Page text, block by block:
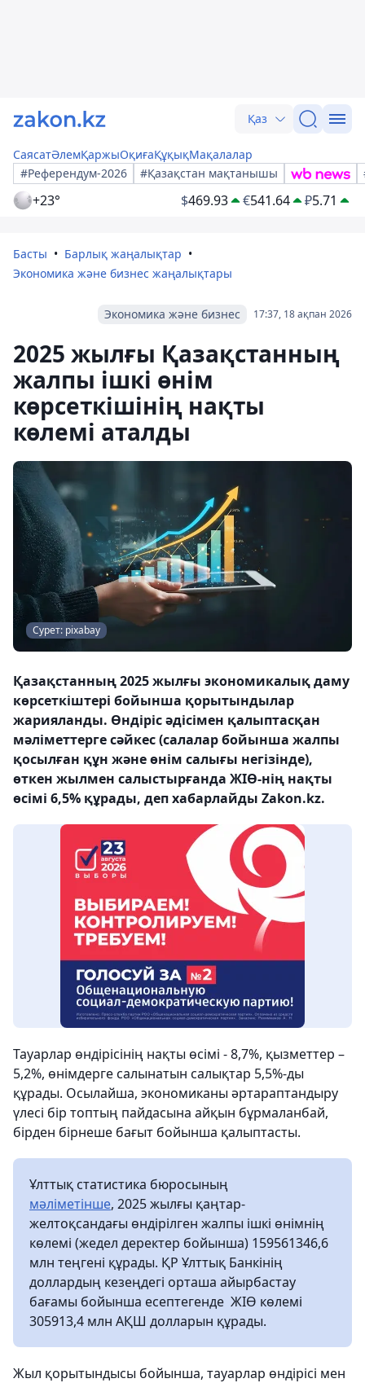
Қаз
СаясатӘлемҚаржыОқиғаҚұқықМақалалар
#Референдум-2026
#Қазақстан мақтанышы
+23° $469.93 €541.64 ₽5.71
Басты
Барлық жаңалықтар
Экономика және бизнес жаңалықтары
17:37, 18 ақпан 2026
Экономика және бизнес
2025 жылғы Қазақстанның
жалпы ішкі өнім
көрсеткішінің нақты
көлемі аталды
Сурет: pixabay
Қазақстанның 2025 жылғы экономикалық даму
көрсеткіштері бойынша қорытындылар
жарияланды. Өндіріс әдісімен қалыптасқан
мәліметтерге сәйкес (салалар бойынша жалпы
қосылған құн және өнім салығы негізінде),
өткен жылмен салыстырғанда ЖІӨ-нің нақты
өсімі 6,5% құрады, деп хабарлайды Zakon.kz.
Тауарлар өндірісінің нақты өсімі - 8,7%, қызметтер –
5,2%, өнімдерге салынатын салықтар 5,5%-ды
құрады. Осылайша, экономиканы әртараптандыру
үлесі бір топтың пайдасына айқын бұрмаланбай,
бірден бірнеше бағыт бойынша қалыптасты.
Ұлттық статистика бюросының
мәліметінше, 2025 жылғы қаңтар-
желтоқсандағы өндірілген жалпы ішкі өнімнің
көлемі (жедел деректер бойынша) 159561346,6
млн теңгені құрады. ҚР Ұлттық Банкінің
доллардың кезеңдегі орташа айырбастау
бағамы бойынша есептегенде ЖІӨ көлемі
305913,4 млн АҚШ долларын құрады.
Жыл қорытындысы бойынша, тауарлар өндірісі мен